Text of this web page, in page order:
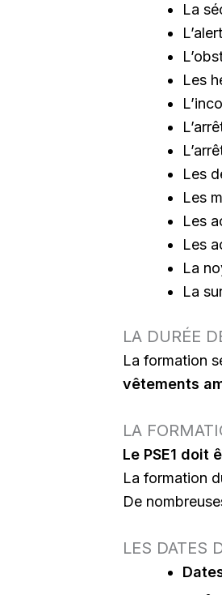
La
Les
Les
Les
Les
Les
La
La
LA DURÉE
La formation
vêtements
LA
Le PSE1 doit
La formation
De
LES DATES